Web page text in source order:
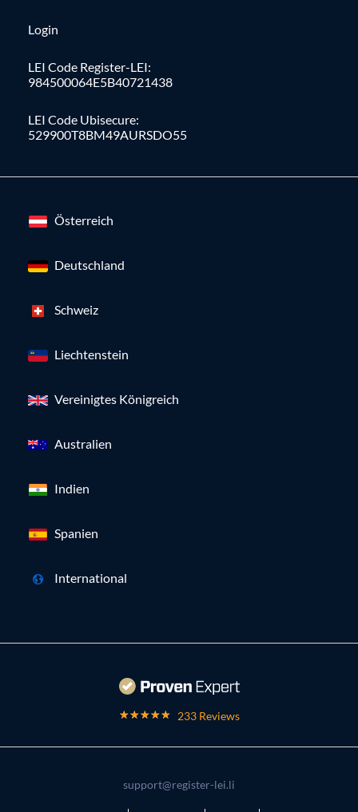
Login
LEI Code Register-LEI:
984500064E5B40721438
LEI Code Ubisecure:
529900T8BM49AURSDO55
Österreich
Deutschland
Schweiz
Liechtenstein
Vereinigtes Königreich
Australien
Indien
Spanien
International
233 Reviews
support@register-lei.li